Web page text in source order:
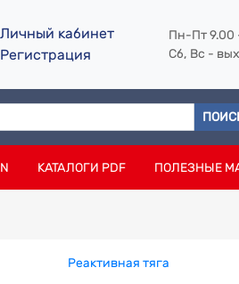
Личный кабинет
Регистрация
Пн-Пт 9.00
Сб, Вс -
КАТАЛОГИ PDF ПОЛЕЗНЫЕ
Реактивная тяга